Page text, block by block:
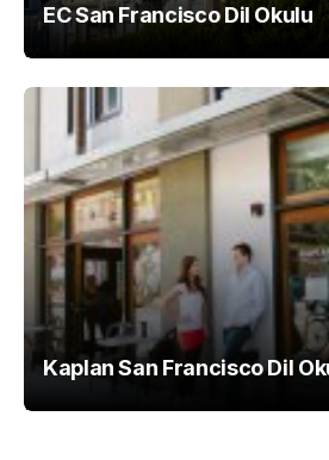
EC San Francisco Dil Okulu
Kaplan San Francisco Dil